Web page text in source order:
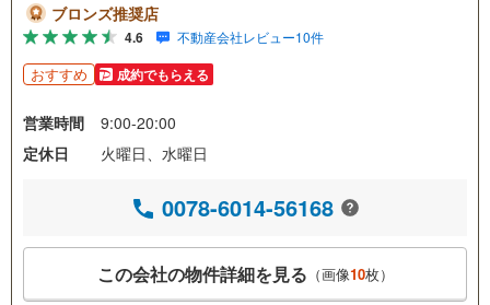
ブロンズ推奨店
4.6 不動産会社レビュー10件
おすすめ 成約でもらえる
営業時間
9:00-20:00
定休日
火曜日、水曜日
0078-6014-56168
この会社の物件詳細を見る （画像10枚）